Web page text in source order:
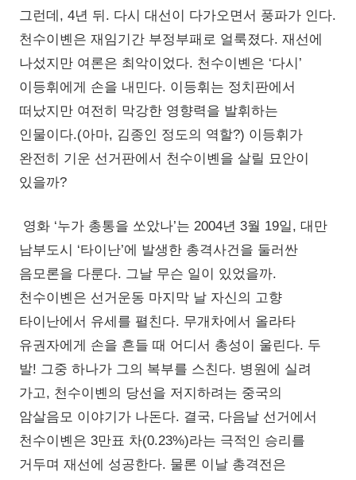
그런데, 4년 뒤. 다시 대선이 다가오면서 풍파가 인다.
천수이볜은 재임기간 부정부패로 얼룩졌다. 재선에
나섰지만 여론은 최악이었다. 천수이볜은 ‘다시’
이등휘에게 손을 내민다. 이등휘는 정치판에서
떠났지만 여전히 막강한 영향력을 발휘하는
인물이다.(아마, 김종인 정도의 역할?) 이등휘가
완전히 기운 선거판에서 천수이볜을 살릴 묘안이
있을까?
영화 ‘누가 총통을 쏘았나’는 2004년 3월 19일, 대만
남부도시 ‘타이난’에 발생한 총격사건을 둘러싼
음모론을 다룬다. 그날 무슨 일이 있었을까.
천수이볜은 선거운동 마지막 날 자신의 고향
타이난에서 유세를 펼친다. 무개차에서 올라타
유권자에게 손을 흔들 때 어디서 총성이 울린다. 두
발! 그중 하나가 그의 복부를 스친다. 병원에 실려
가고, 천수이볜의 당선을 저지하려는 중국의
암살음모 이야기가 나돈다. 결국, 다음날 선거에서
천수이볜은 3만표 차(0.23%)라는 극적인 승리를
거두며 재선에 성공한다. 물론 이날 총격전은